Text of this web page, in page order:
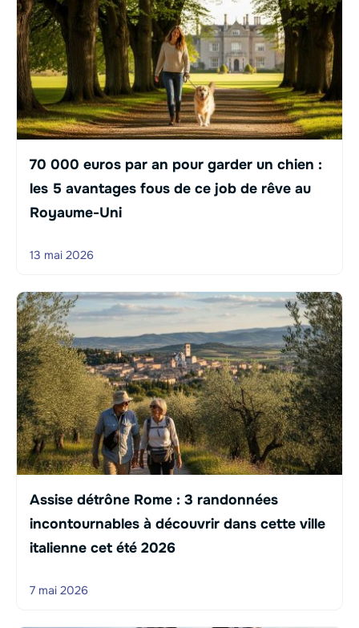
70 000 euros par an pour garder un chien :
les 5 avantages fous de ce job de rêve au
Royaume-Uni
13 mai 2026
Assise détrône Rome : 3 randonnées
incontournables à découvrir dans cette ville
italienne cet été 2026
7 mai 2026